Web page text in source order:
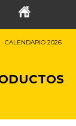
CALENDARIO 2026